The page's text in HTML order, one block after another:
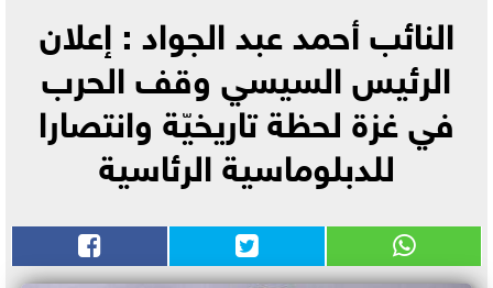
النائب أحمد عبد الجواد : إعلان
الرئيس السيسي وقف الحرب
في غزة لحظة تاريخيّة وانتصارا
للدبلوماسية الرئاسية